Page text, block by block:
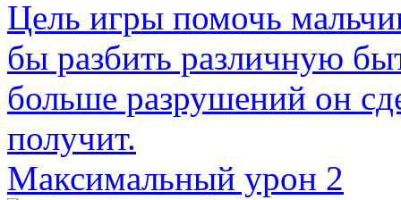
Максимальный урон 2